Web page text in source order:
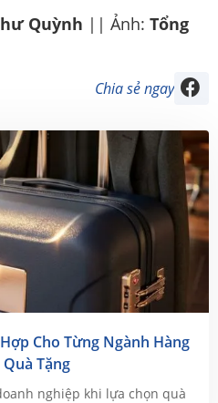
Quỳnh || Ảnh: Tổng
Chia sẻ ngay
Cho Từng Ngành Hàng
Tặng
nghiệp khi lựa chọn quà